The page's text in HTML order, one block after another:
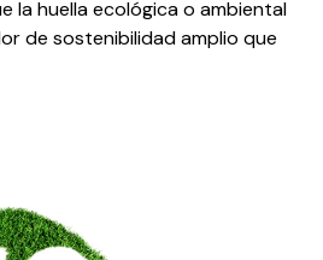
la huella ecológica o ambiental
de sostenibilidad amplio que